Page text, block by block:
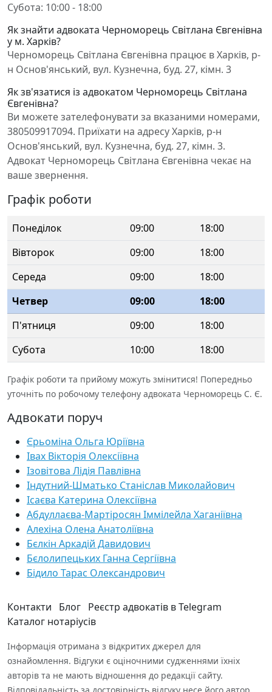
Субота: 10:00 - 18:00
Як знайти адвоката Черноморець Світлана Євгенівна
у м. Харків?
Черноморець Світлана Євгенівна працює в Харків, р-
н Основ'янський, вул. Кузнечна, буд. 27, кімн. 3
Як зв'язатися із адвокатом Черноморець Світлана
Євгенівна?
Ви можете зателефонувати за вказаними номерами,
380509917094. Приїхати на адресу Харків, р-н
Основ'янський, вул. Кузнечна, буд. 27, кімн. 3.
Адвокат Черноморець Світлана Євгенівна чекає на
ваше звернення.
Графік роботи
Понеділок 09:00
18:00
Вівторок
09:00
18:00
Середа
09:00
18:00
Четвер
09:00
18:00
П'ятниця
09:00
18:00
Субота
10:00 18:00
Графік роботи та прийому можуть змінитися! Попередньо
уточніть по робочому телефону адвоката Черноморець С. Є.
Адвокати поруч
Єрьоміна Ольга Юріївна
Івах Вікторія Олексіївна
Ізовітова Лідія Павлівна
Індутний-Шматько Станіслав Миколайович
Ісаєва Катерина Олексіївна
Абдуллаєва-Мартіросян Іммілейла Хаганіївна
Алехіна Олена Анатоліївна
Бєлкін Аркадій Давидович
Бєлолипецьких Ганна Сергіївна
Бідило Тарас Олександрович
Контакти Блог Реєстр адвокатів в Telegram
Каталог нотаріусів
Інформація отримана з відкритих джерел для
ознайомлення. Відгуки є оціночними судженнями їхніх
авторів та не мають відношення до редакції сайту.